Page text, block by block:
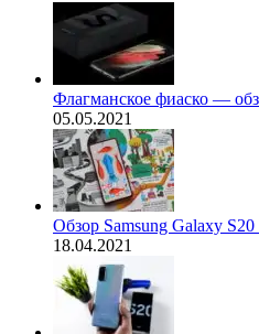
Флагманское фиаско —
05.05.2021
Обзор Samsung Galaxy
18.04.2021